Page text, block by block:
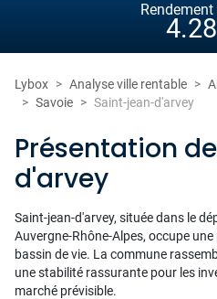
Lybox Analyse ville rentable
Savoie
Saint-jean-d'arvey
Présentation
d'arvey
Saint-jean-d'arvey, située dans le
Auvergne-Rhône-Alpes, occupe
bassin de vie. La commune
une stabilité rassurante pour les
marché prévisible.